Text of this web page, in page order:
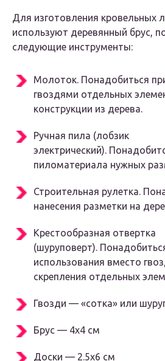
Для изготовления кровельных
используют деревянный брус,
следующие инструменты:
Молоток. Понадобиться
гвоздями отдельных
конструкции из дерева.
Ручная пила (лобзик
электрический).
пиломатериала нужных
Строительная рулетка.
нанесения разметки на
Крестообразная отвертка
(шуруповерт).
использования вместо
скрепления отдельных
Гвозди — «сотка» или
Брус — 4х4 см
Доски — 2.5х6 см